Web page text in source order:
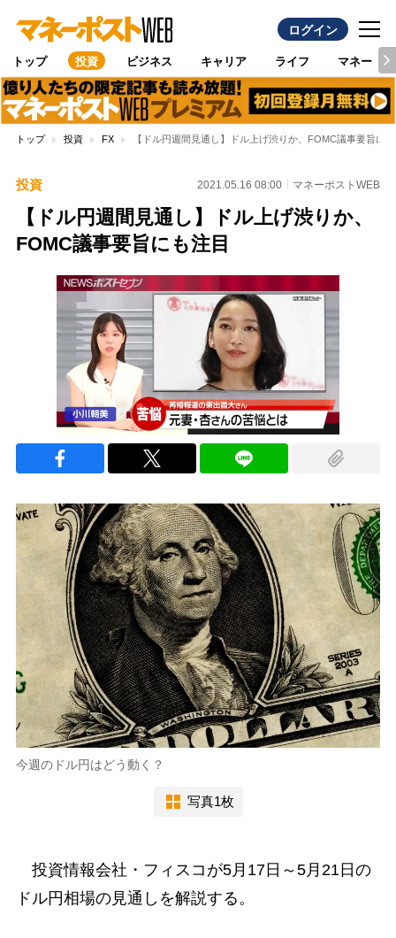
ログイン
トップ 投資 ビジネス キャリア ライフ マネー
トップ 投資 FX 【ドル円週間見通し】ドル上げ渋りか、FOMC議事要旨に
投資 2021.05.16 08:00 マネーポストWEB
【ドル円週間見通し】ドル上げ渋りか、
FOMC議事要旨にも注目
今週のドル円はどう動く？
写真1枚
投資情報会社・フィスコが5月17日～5月21日の
ドル円相場の見通しを解説する。